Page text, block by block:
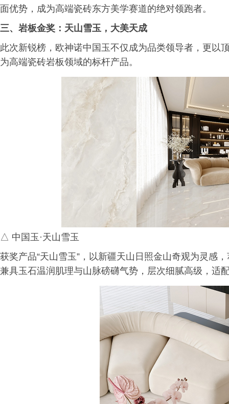
面优势，成为高端瓷砖东方美学赛道的绝对领跑者。
三、岩板金奖：天山雪玉，大美天成
此次新锐榜，欧神诺中国玉不仅成为品类领导者，更以
为高端瓷砖岩板领域的标杆产品。
△ 中国玉·天山雪玉
获奖产品“天山雪玉”，以新疆天山日照金山奇观为灵感
兼具玉石温润肌理与山脉磅礴气势，层次细腻高级，适